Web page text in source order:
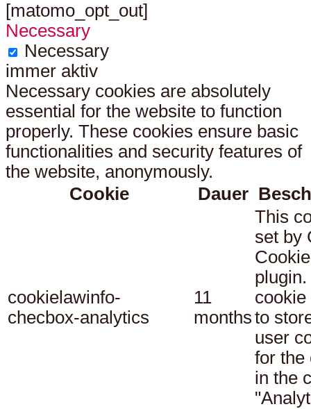
[matomo_opt_out]
Necessary
Necessary
immer aktiv
Necessary cookies are absolutely
essential for the website to function
properly. These cookies ensure basic
functionalities and security features of
the website, anonymously.
Cookie
Dauer
cookielawinfo-
checbox-analytics
11
months
This
set by
cookie
to
user
for the
in the